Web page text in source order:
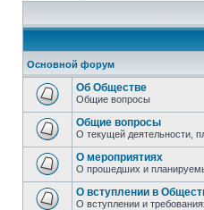
Основной форум
Об Обществе
Общие вопросы
Общие вопросы
О текущей деятельности,
О мероприятиях
О прошедших и
О вступлении в
О вступлении и